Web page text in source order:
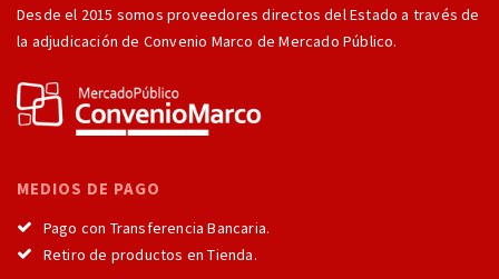
Desde el 2015 somos proveedores directos del Estado a través de
la adjudicación de Convenio Marco de Mercado Público.
MEDIOS DE PAGO
Pago con Transferencia Bancaria.
Retiro de productos en Tienda.